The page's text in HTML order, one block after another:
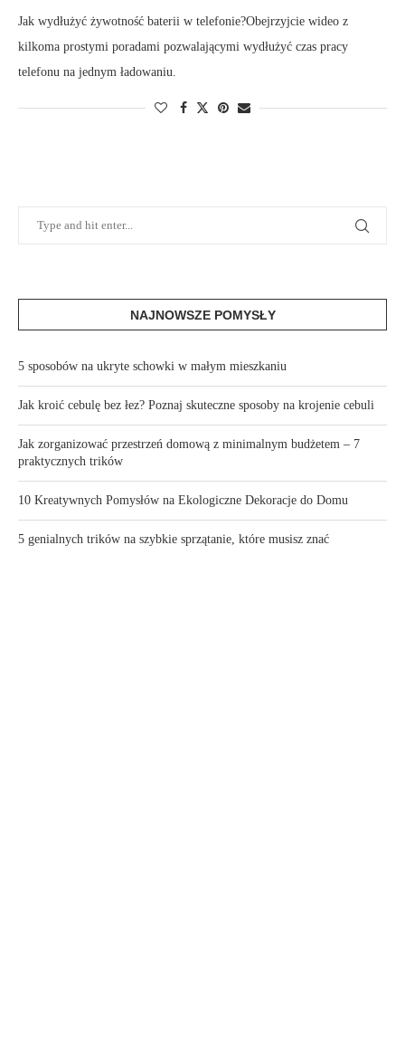
Jak wydłużyć żywotność baterii w telefonie?Obejrzyjcie wideo z
kilkoma prostymi poradami pozwalającymi wydłużyć czas pracy
telefonu na jednym ładowaniu.
NAJNOWSZE POMYSŁY
5 sposobów na ukryte schowki w małym mieszkaniu
Jak kroić cebulę bez łez? Poznaj skuteczne sposoby na krojenie cebuli
Jak zorganizować przestrzeń domową z minimalnym budżetem – 7
praktycznych trików
10 Kreatywnych Pomysłów na Ekologiczne Dekoracje do Domu
5 genialnych trików na szybkie sprzątanie, które musisz znać